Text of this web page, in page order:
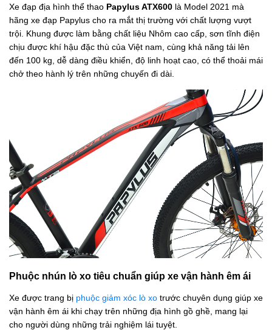
Xe đạp địa hình thể thao Papylus ATX600 là Model 2021 mà
hãng xe đạp Papylus cho ra mắt thị trường với chất lượng vượt
trội. Khung được làm bằng chất liệu Nhôm cao cấp, sơn tĩnh điện
chịu được khí hậu đặc thù của Việt nam, cùng khả năng tải lên
đến 100 kg, dễ dàng điều khiển, độ linh hoạt cao, có thể thoải mái
chở theo hành lý trên những chuyến đi dài.
Phuộc nhún lò xo tiêu chuẩn giúp xe vận hành êm ái
Xe được trang bị phuộc giảm xóc lò xo trước chuyên dụng giúp xe
vận hành êm ái khi chạy trên những địa hình gồ ghề, mang lại
cho người dùng những trải nghiệm lái tuyệt.